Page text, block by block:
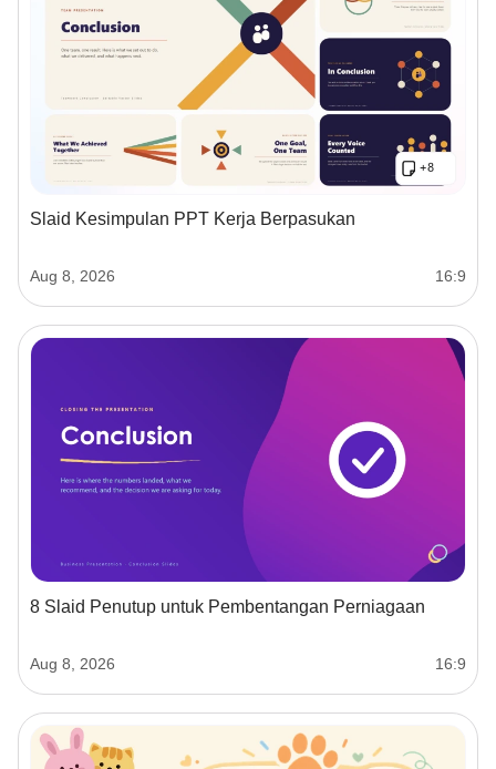
Slaid Kesimpulan PPT Kerja Berpasukan
Aug 8, 2026 16:9
8 Slaid Penutup untuk Pembentangan Perniagaan
Aug 8, 2026 16:9